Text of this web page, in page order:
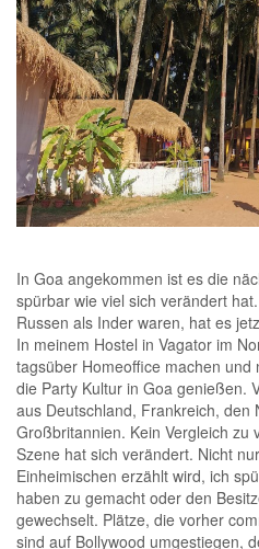
In Goa angekommen ist es die
spürbar wie viel sich verändert
Russen als Inder waren, hat es
In meinem Hostel in Vagator im
tagsüber Homeoffice machen
die Party Kultur in Goa genießen.
aus Deutschland, Frankreich, den
Großbritannien. Kein Vergleich zu
Szene hat sich verändert. Nicht
Einheimischen erzählt wird, ich
haben zu gemacht oder den
gewechselt. Plätze, die vorher
sind auf Bollywood umgestiegen,